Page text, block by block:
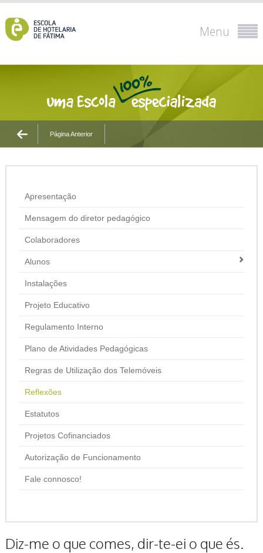
Menu
Página Anterior
Apresentação
Mensagem do diretor pedagógico
Colaboradores
Alunos
Instalações
Projeto Educativo
Regulamento Interno
Plano de Atividades Pedagógicas
Regras de Utilização dos Telemóveis
Reflexões
Estatutos
Projetos Cofinanciados
Autorização de Funcionamento
Fale connosco!
Diz-me o que comes, dir-te-ei o que és.